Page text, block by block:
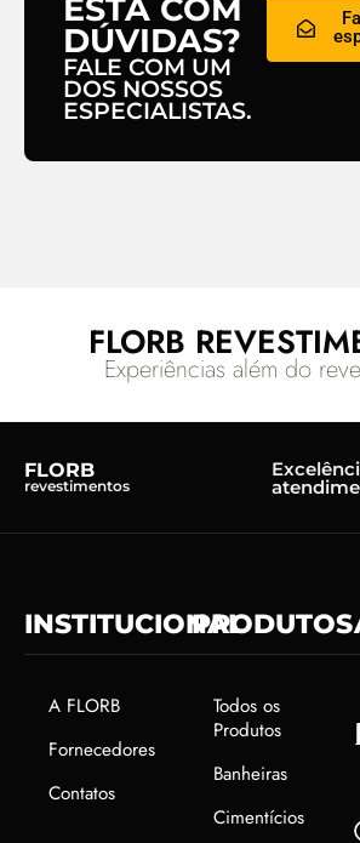
ESTÁ COM
DÚVIDAS?
FALE COM UM
DOS NOSSOS
ESPECIALISTAS.
FLORB
Experiências além do
FLORB
revestimentos
INSTITUCIONAL
A FLORB
Fornecedores
Contatos
PRODUTOS
Todos os
Produtos
Banheiras
Cimentícios